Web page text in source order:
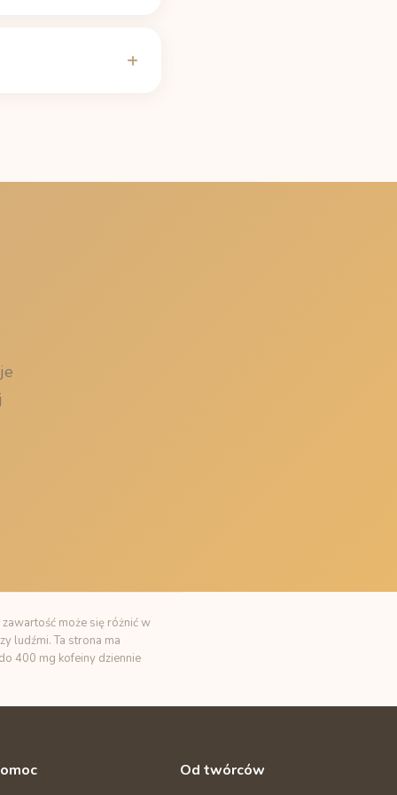
może się różnić w
ludźmi. Ta strona ma
400 mg kofeiny dziennie
Od twórców